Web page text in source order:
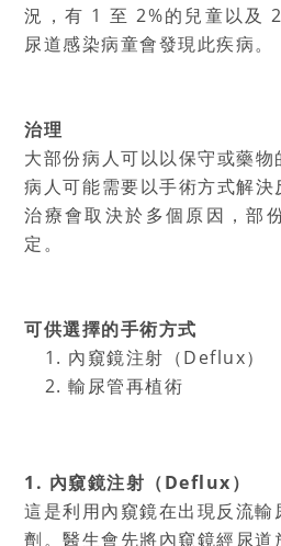
況，有 1 至 2%的兒童以及
尿道感染病童會發現此疾病。
治理
大部份病人可以以保守或藥
病人可能需要以手術方式解
治療會取決於多個原因，部
定。
可供選擇的手術方式
內窺鏡注射（Deflux）
輸尿管再植術
1. 內窺鏡注射（Deflux）
這是利用內窺鏡在出現反流輸
劑。醫生會先將內窺鏡經尿道